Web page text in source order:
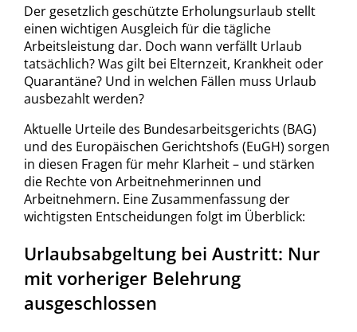
Der gesetzlich geschützte Erholungsurlaub stellt
einen wichtigen Ausgleich für die tägliche
Arbeitsleistung dar. Doch wann verfällt Urlaub
tatsächlich? Was gilt bei Elternzeit, Krankheit oder
Quarantäne? Und in welchen Fällen muss Urlaub
ausbezahlt werden?
Aktuelle Urteile des Bundesarbeitsgerichts (BAG)
und des Europäischen Gerichtshofs (EuGH) sorgen
in diesen Fragen für mehr Klarheit – und stärken
die Rechte von Arbeitnehmerinnen und
Arbeitnehmern. Eine Zusammenfassung der
wichtigsten Entscheidungen folgt im Überblick:
Urlaubsabgeltung bei Austritt: Nur
mit vorheriger Belehrung
ausgeschlossen